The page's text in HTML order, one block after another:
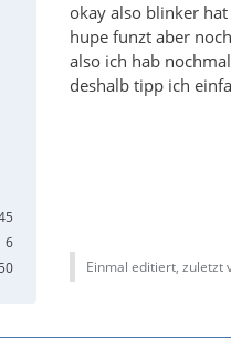
6
okay also blinker
hupe funzt aber
also ich hab
deshalb tipp ich
Einmal editiert, zuletzt